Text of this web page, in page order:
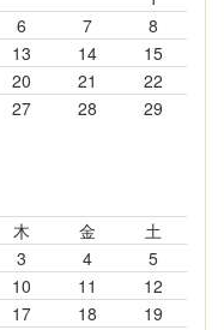
6 7
8
13 14
15
20 21
22
27 28
29
木 金
土
3 4
5
10 11
12
17 18
19